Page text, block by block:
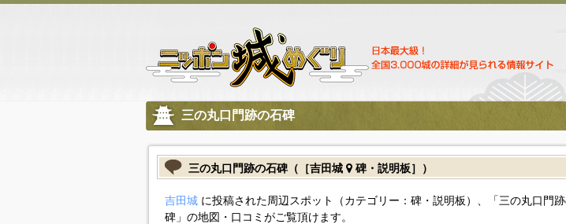
三の丸口門跡の石碑
三の丸口門跡の石碑（［吉田城 碑・説明板］）
吉田城に投稿された周辺スポット（カテゴリー：碑・説明板）、「三の丸口門
碑」の地図・口コミがご覧頂けます。